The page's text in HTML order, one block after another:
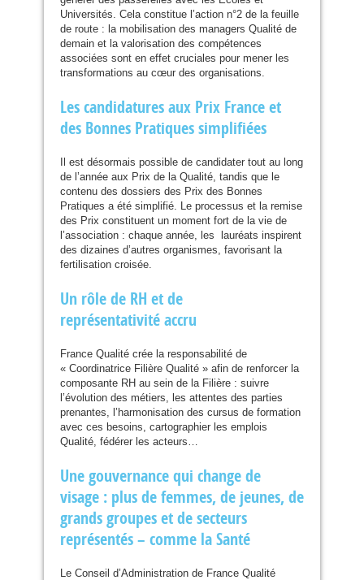
Universités. Cela constitue l’action n°2 de la feuille
de route : la mobilisation des managers Qualité de
demain et la valorisation des compétences
associées sont en effet cruciales pour mener les
transformations au cœur des organisations.
Les candidatures aux Prix France et
des Bonnes Pratiques simplifiées
Il est désormais possible de candidater tout au long
de l’année aux Prix de la Qualité, tandis que le
contenu des dossiers des Prix des Bonnes
Pratiques a été simplifié. Le processus et la remise
des Prix constituent un moment fort de la vie de
l’association : chaque année, les lauréats inspirent
des dizaines d’autres organismes, favorisant la
fertilisation croisée.
Un rôle de RH et de
représentativité accru
France Qualité crée la responsabilité de
« Coordinatrice Filière Qualité » afin de renforcer la
composante RH au sein de la Filière : suivre
l’évolution des métiers, les attentes des parties
prenantes, l’harmonisation des cursus de formation
avec ces besoins, cartographier les emplois
Qualité, fédérer les acteurs…
Une gouvernance qui change de
visage : plus de femmes, de jeunes, de
grands groupes et de secteurs
représentés – comme la Santé
Le Conseil d’Administration de France Qualité